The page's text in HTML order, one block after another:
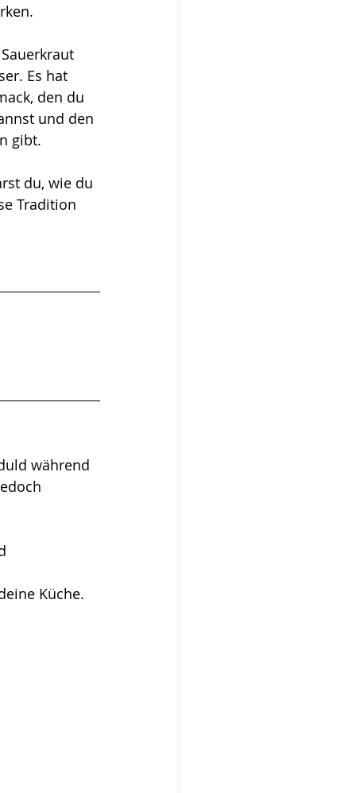
Es hat
den du
und den
gibt.
du, wie du
Tradition
während
Küche.